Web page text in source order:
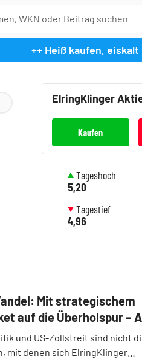
++ Heiß kaufen,
ElringKlinger
Kaufen
Tageshoch
5,20
Tagestief
4,96
Mit strategischem
auf die Überholspur –
und US-Zollstreit sind nicht
mit denen sich ElringKlinger